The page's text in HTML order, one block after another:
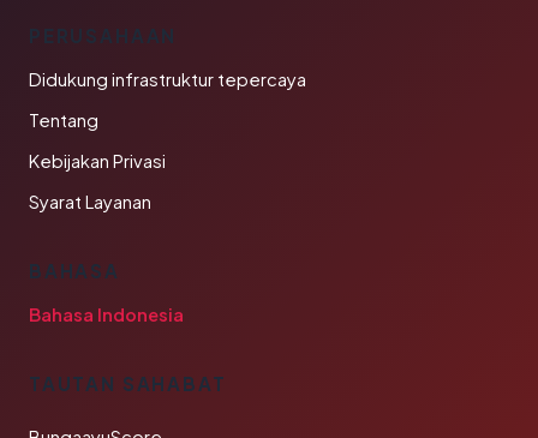
PERUSAHAAN
Didukung infrastruktur tepercaya
Tentang
Kebijakan Privasi
Syarat Layanan
BAHASA
Bahasa Indonesia
TAUTAN SAHABAT